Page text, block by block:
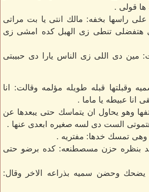
ها قولى .
راسها بخفه: مالك انتى يا بت مراتى
هتفضلى تنطى زى الهبل كده امشى زى
دى اللى زى الناس يارا دى حبيبتى
وقبلتها قبله طويله مؤلمه وقالت: انا
انا عبيطه يا ماما .
وهو يحاول ان يتماسك حتى يبعدها عن
الست دى لسه صغيره ابعدى عنها .
تمسك خدها: مفتريه .
بنظره حزن مسصطنعه: كده برضو حتى
يضحك وحضن سميه بذراعه الاخر وقال: